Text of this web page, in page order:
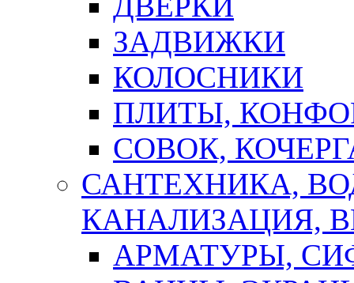
ЗАДВИЖКИ
КОЛОСНИКИ
ПЛИТЫ,
СОВОК,
САНТЕХНИКА,
КАНАЛИЗАЦИЯ,
АРМАТУРЫ,